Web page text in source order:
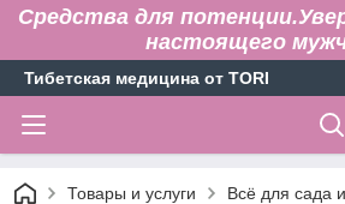
Средства для
настоящего
Тибетская медицина от TORI
Товары и услуги Всё для сада